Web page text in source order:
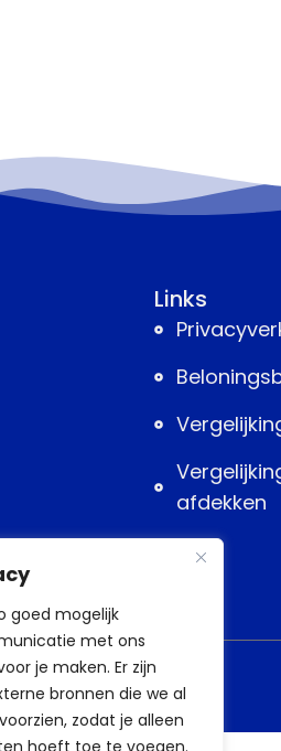
goed mogelijk
met ons
je maken. Er zijn
bronnen die we al
zodat je alleen
hoeft toe te voegen.
Links
afdekken